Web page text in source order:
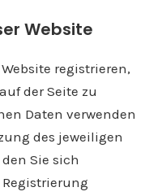
Website
registrieren,
der Seite zu
Daten verwenden
des jeweiligen
Sie sich